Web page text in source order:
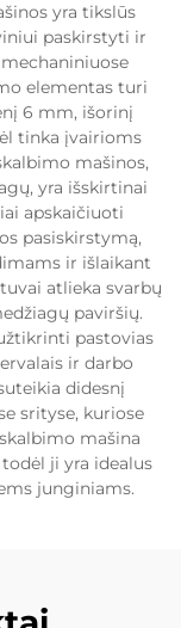
yra tikslūs
paskirstyti ir
elementas turi
6 mm, išorinį
tinka įvairioms
mašinos,
yra išskirtinai
apskaičiuoti
pasiskirstymą,
ir išlaikant
atlieka svarbų
paviršių.
pastovias
ir darbo
didesnį
srityse, kuriose
mašina
ji yra idealus
junginiams.